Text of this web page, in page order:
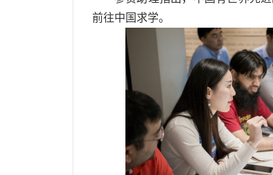
前往中国求学。